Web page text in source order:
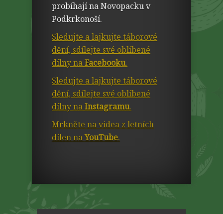
probíhají na Novopacku v
Podkrkonoší.
Sledujte a lajkujte táborové
dění, sdílejte své oblíbené
dílny naFacebooku.
Sledujte a lajkujte táborové
dění, sdílejte své oblíbené
dílny naInstagramu.
Mrkněte na videa z letních
dílen naYouTube.